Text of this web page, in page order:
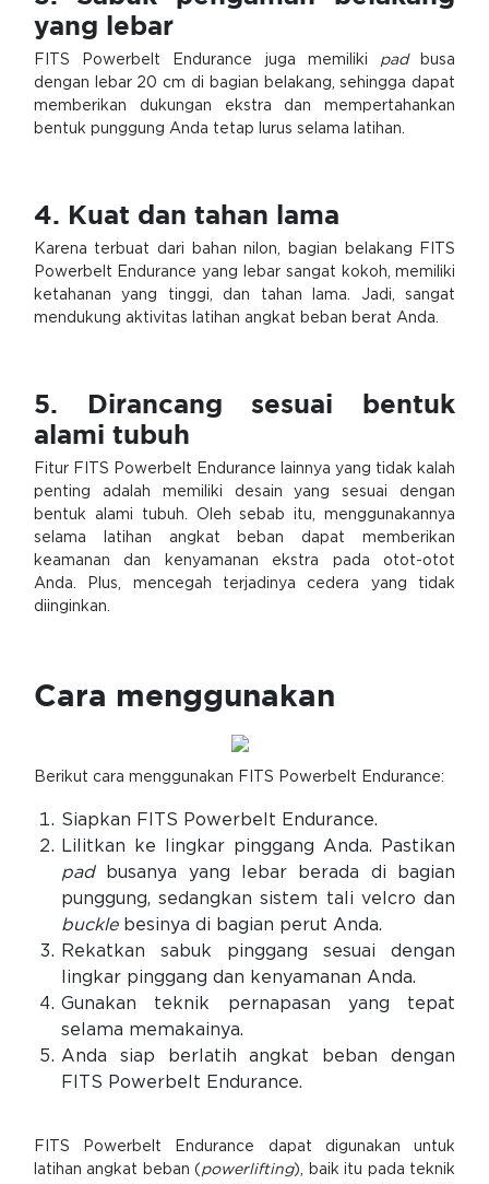
yang lebar
FITS Powerbelt Endurance juga memiliki padbusa
dengan lebar 20 cm di bagian belakang, sehingga dapat
memberikan dukungan ekstra dan mempertahankan
bentuk punggung Anda tetap lurus selama latihan.
4. Kuat dan tahan lama
Karena terbuat dari bahan nilon, bagian belakang FITS
Powerbelt Endurance yang lebar sangat kokoh, memiliki
ketahanan yang tinggi, dan tahan lama. Jadi, sangat
mendukung aktivitas latihan angkat beban berat Anda.
5. Dirancang sesuai bentuk
alami tubuh
Fitur FITS Powerbelt Endurance lainnya yang tidak kalah
penting adalah memiliki desain yang sesuai dengan
bentuk alami tubuh. Oleh sebab itu, menggunakannya
selama latihan angkat beban dapat memberikan
keamanan dan kenyamanan ekstra pada otot-otot
Anda. Plus, mencegah terjadinya cedera yang tidak
diinginkan.
Cara menggunakan
Berikut cara menggunakan FITS Powerbelt Endurance:
Siapkan FITS Powerbelt Endurance.
Lilitkan ke lingkar pinggang Anda. Pastikan
pad
busanya yang lebar berada di bagian
punggung, sedangkan sistem tali velcro dan
bucklebesinya di bagian perut Anda.
Rekatkan sabuk pinggang sesuai dengan
lingkar pinggang dan kenyamanan Anda.
Gunakan teknik pernapasan yang tepat
selama memakainya.
Anda siap berlatih angkat beban dengan
FITS Powerbelt Endurance.
FITS Powerbelt Endurance dapat digunakan untuk
latihan angkat beban ( powerlifting), baik itu pada teknik